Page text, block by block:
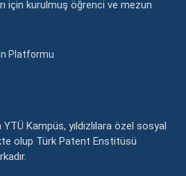
için kurulmuş öğrenci ve mezun
Platformu
Kampüs, yıldızlılara özel sosyal
olup Türk Patent Enstitüsü